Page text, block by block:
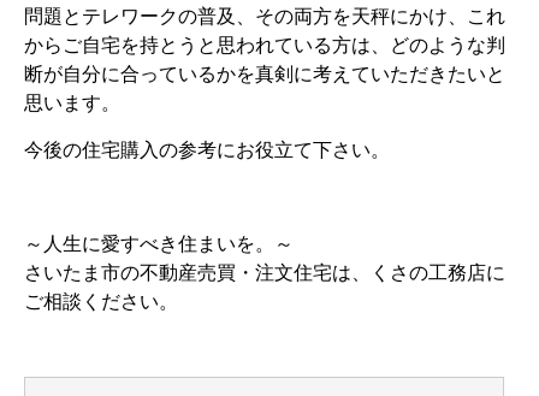
問題とテレワークの普及、その両方を天秤にかけ、これ
からご自宅を持とうと思われている方は、どのような判
断が自分に合っているかを真剣に考えていただきたいと
思います。
今後の住宅購入の参考にお役立て下さい。
～人生に愛すべき住まいを。～
さいたま市の不動産売買・注文住宅は、くさの工務店に
ご相談ください。